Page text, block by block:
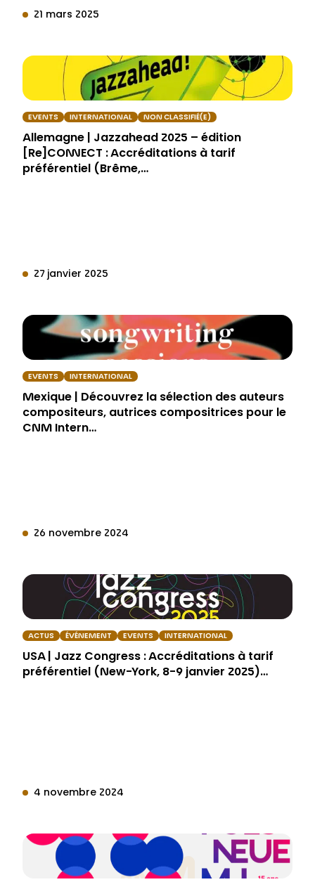
21 mars 2025
EVENTS INTERNATIONAL NON CLASSIFIÉ(E)
Allemagne | Jazzahead 2025 – édition
[Re]CONNECT : Accréditations à tarif
préférentiel (Brême,…
27 janvier 2025
EVENTS INTERNATIONAL
Mexique | Découvrez la sélection des auteurs
compositeurs, autrices compositrices pour le
CNM Intern…
26 novembre 2024
ACTUS ÉVÉNEMENT EVENTS INTERNATIONAL
USA | Jazz Congress : Accréditations à tarif
préférentiel (New-York, 8-9 janvier 2025)…
4 novembre 2024